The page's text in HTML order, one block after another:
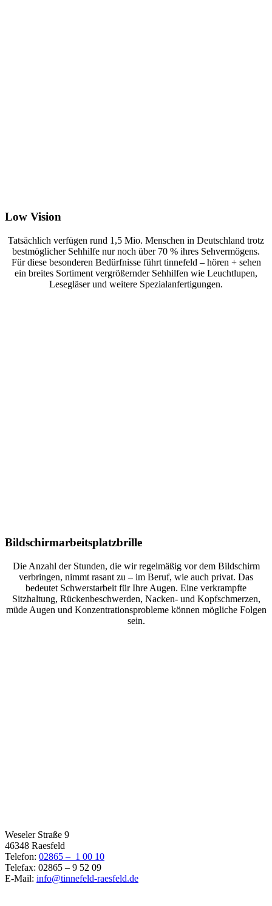
Low Vision
Tatsächlich verfügen rund 1,5 Mio. Menschen in Deutschland trotz
bestmöglicher Sehhilfe nur noch über 70 % ihres Sehvermögens.
Für diese besonderen Bedürfnisse führt tinnefeld – hören + sehen
ein breites Sortiment vergrößernder Sehhilfen wie Leuchtlupen,
Lesegläser und weitere Spezialanfertigungen.
Bildschirmarbeitsplatzbrille
Die Anzahl der Stunden, die wir regelmäßig vor dem Bildschirm
verbringen, nimmt rasant zu – im Beruf, wie auch privat. Das
bedeutet Schwerstarbeit für Ihre Augen. Eine verkrampfte
Sitzhaltung, Rückenbeschwerden, Nacken- und Kopfschmerzen,
müde Augen und Konzentrationsprobleme können mögliche Folgen
sein.
Weseler Straße 9
46348 Raesfeld
Telefon: 02865 – 1 00 10
Telefax: 02865 – 9 52 09
E-Mail: info@tinnefeld-raesfeld.de